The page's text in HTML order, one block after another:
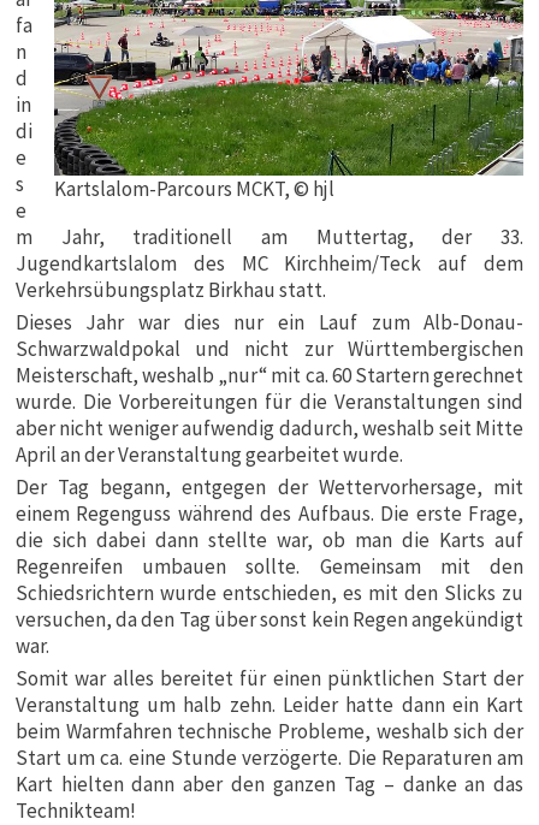
Kartslalom-Parcours MCKT, © hjl
fa
n
d
in
di
e
s
e
m Jahr, traditionell am Muttertag, der 33.
Jugendkartslalom des MC Kirchheim/Teck auf dem
Verkehrsübungsplatz Birkhau statt.
Dieses Jahr war dies nur ein Lauf zum Alb-Donau-
Schwarzwaldpokal und nicht zur Württembergischen
Meisterschaft, weshalb „nur“ mit ca. 60 Startern gerechnet
wurde. Die Vorbereitungen für die Veranstaltungen sind
aber nicht weniger aufwendig dadurch, weshalb seit Mitte
April an der Veranstaltung gearbeitet wurde.
Der Tag begann, entgegen der Wettervorhersage, mit
einem Regenguss während des Aufbaus. Die erste Frage,
die sich dabei dann stellte war, ob man die Karts auf
Regenreifen umbauen sollte. Gemeinsam mit den
Schiedsrichtern wurde entschieden, es mit den Slicks zu
versuchen, da den Tag über sonst kein Regen angekündigt
war.
Somit war alles bereitet für einen pünktlichen Start der
Veranstaltung um halb zehn. Leider hatte dann ein Kart
beim Warmfahren technische Probleme, weshalb sich der
Start um ca. eine Stunde verzögerte. Die Reparaturen am
Kart hielten dann aber den ganzen Tag – danke an das
Technikteam!